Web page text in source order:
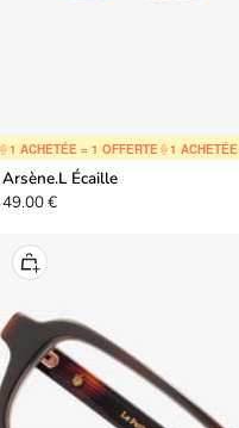
= 1 OFFERTE🍦1 ACHETÉE =
Arsène.L Écaille
Prix
vente
49.00 €
🍦 1 ACHETÉE = 1
Ajouter
panier